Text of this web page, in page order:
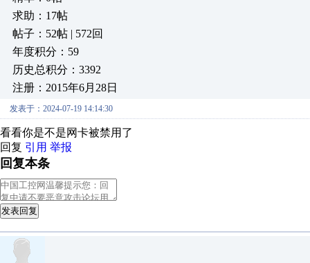
求助：17帖
帖子：52帖 | 572回
年度积分：59
历史总积分：3392
注册：2015年6月28日
发表于：2024-07-19 14:14:30
看看你是不是网卡被禁用了
回复 引用 举报
回复本条
发表回复